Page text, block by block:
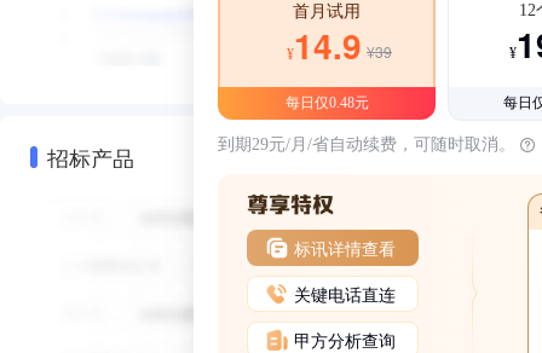
招标产品
首月试用
¥14.9 ¥39
每日仅0.48元
12
¥
每日
到期29元/月/省自动续费，可随时取消。
标讯详情查看
关键电话直连
甲方分析查询